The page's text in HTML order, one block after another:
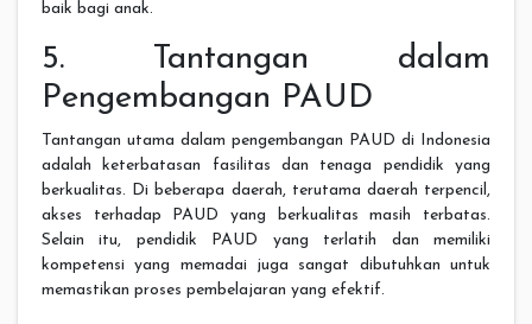
baik bagi anak.
5. Tantangan dalam
Pengembangan PAUD
Tantangan utama dalam pengembangan PAUD di Indonesia
adalah keterbatasan fasilitas dan tenaga pendidik yang
berkualitas. Di beberapa daerah, terutama daerah terpencil,
akses terhadap PAUD yang berkualitas masih terbatas.
Selain itu, pendidik PAUD yang terlatih dan memiliki
kompetensi yang memadai juga sangat dibutuhkan untuk
memastikan proses pembelajaran yang efektif.